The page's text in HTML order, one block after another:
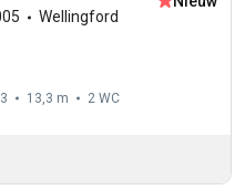
Wellingford
13,3 m 2 WC